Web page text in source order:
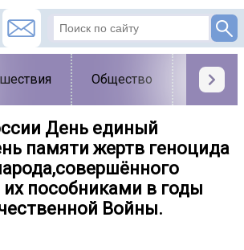
Общество Власть
День единый
памяти жертв геноцида
пособниками в годы
Войны.